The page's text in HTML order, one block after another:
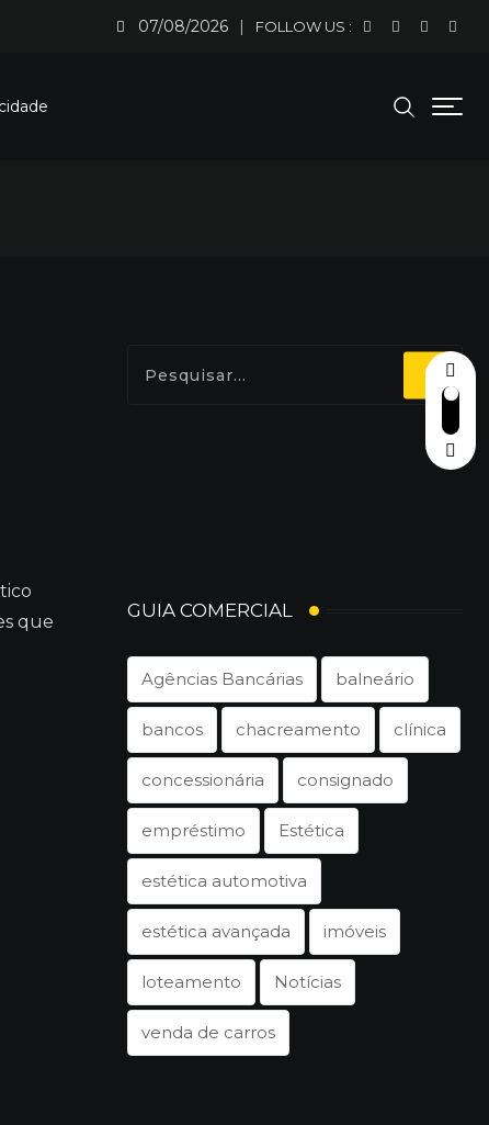
07/08/2026 FOLLOW US :
que
GUIA COMERCIAL
Agências Bancárias balneário
bancos chacreamento clínica
concessionária consignado
empréstimo Estética
estética automotiva
estética avançada imóveis
loteamento Notícias
venda de carros